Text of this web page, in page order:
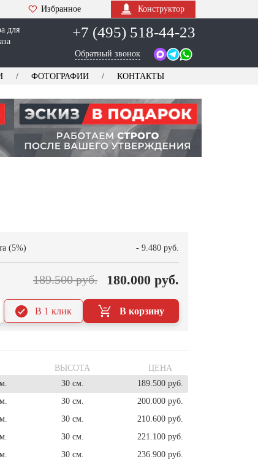
Избранное Конструктор
для
+7 (495) 518-44-23
Обратный звонок
ФОТОГРАФИИ КОНТАКТЫ
(5%) - 9.480 руб.
189.500 руб. 180.000 руб.
В корзину
В 1 клик
ВЫСОТА
ЦЕНА
30 см.
189.500 руб.
30 см.
200.000 руб.
30 см.
210.600 руб.
30 см.
221.100 руб.
30 см.
236.900 руб.